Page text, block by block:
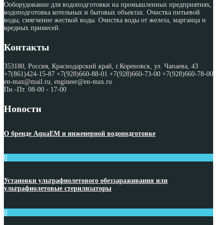
Ооборудование для водоподготовки на промышленных предприятиях,
водоподготовка котельных и бытовых объектах. Очистка питьевой
воды, смягчение жесткой воды. Очистка воды от железа, марганца и
вредных примесей.
Контакты
353180, Россия, Краснодарский край, г.Кореновск, ул. Чапаева, 43
+7(861)424-15-87 +7(928)660-88-01 +7(928)660-73-00 +7(928)660-78-00
en-max@mail.ru, engineer@en-max.ru
Пн.-Пт. 08-00 - 17-00
Новости
О бренде AquaEM и инженерной водоподготовке
0
Установки ультрафиолетового обеззараживания или
ультрафиолетовые стерилизаторы
0